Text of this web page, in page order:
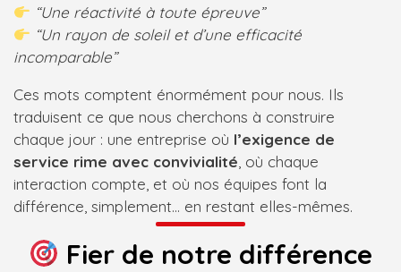
“Une réactivité à toute épreuve”
“Un rayon de soleil et d’une efficacité
incomparable”
Ces mots comptent énormément pour nous. Ils
traduisent ce que nous cherchons à construire
chaque jour : une entreprise où l’exigence de
service rime avec convivialité , où chaque
interaction compte, et où nos équipes font la
différence, simplement… en restant elles-mêmes.
Fier de notre différence